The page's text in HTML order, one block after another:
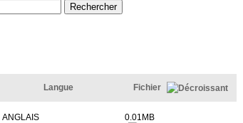
Langue Fichier
ANGLAIS 0.01MB